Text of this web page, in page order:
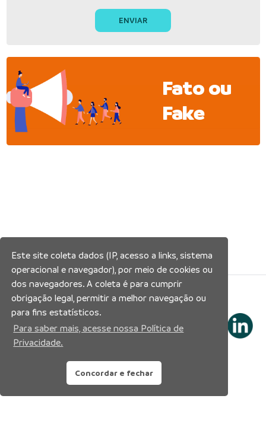
Fato ou
Fake
Siga nossas redes sociais:
Este site coleta dados (IP, acesso a links, sistema
operacional e navegador), por meio de cookies ou
dos navegadores. A coleta é para cumprir
obrigação legal, permitir a melhor navegação ou
para fins estatísticos.
Para saber mais, acesse nossa Política de
Privacidade.
Concordar e fechar